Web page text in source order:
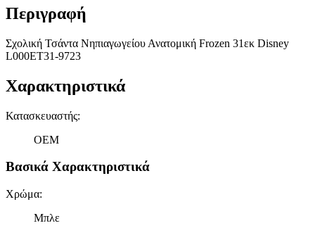
Περιγραφή
Σχολική Τσάντα Νηπιαγωγείου Ανατομική Frozen 31εκ Disney
L000ET31-9723
Χαρακτηριστικά
Κατασκευαστής:
OEM
Βασικά Χαρακτηριστικά
Χρώμα:
Μπλε